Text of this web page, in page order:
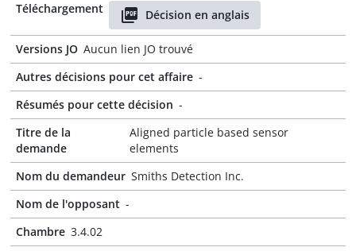
Téléchargement
Décision en anglais
Versions JO Aucun lien JO trouvé
Autres décisions pour cet affaire -
Résumés pour cette décision -
Titre de la
demande
Aligned particle based sensor
elements
Nom du demandeur Smiths Detection Inc.
Nom de l'opposant -
Chambre 3.4.02